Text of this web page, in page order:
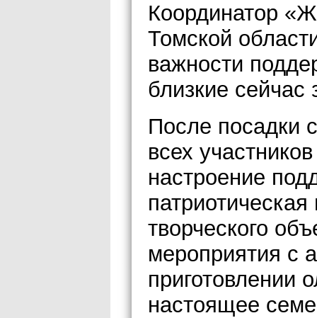
Координатор
Томской
важности
близкие
После посадки
всех
настроение
творческого
мероприятия с
приготовлении
настоящее